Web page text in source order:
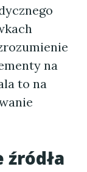
na
to na
źródła